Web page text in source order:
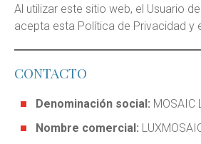
Al utilizar este sitio web, el Usuario
acepta esta Política de Privacidad y
CONTACTO
Denominación social: MOSAIC
Nombre comercial: